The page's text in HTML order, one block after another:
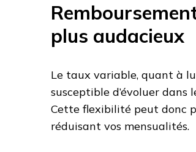
plus audacieux
Le taux variable, quant à
susceptible d’évoluer dans
Cette flexibilité peut donc
réduisant vos mensualités.